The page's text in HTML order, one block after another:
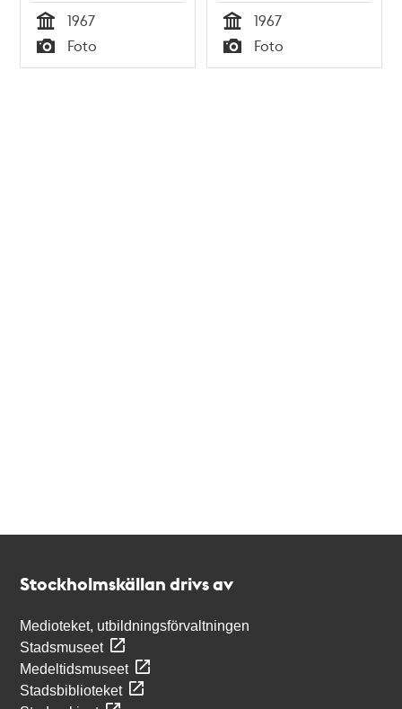
Tid
1967
Typ
Foto Tid
1967
Typ
Foto
Stockholmskällan drivs av
Medioteket, utbildningsförvaltningen
Stadsmuseet
Medeltidsmuseet
Stadsbiblioteket